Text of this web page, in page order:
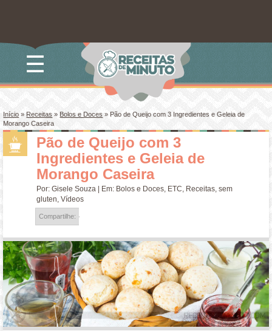
☰
Início»Receitas » Bolos e Doces » Pão de Queijo com 3 Ingredientes e Geleia de
Morango Caseira
Pão de Queijo com 3
Ingredientes e Geleia de
Morango Caseira
Por:Gisele Souza | Em: Bolos e Doces, ETC, Receitas,sem
gluten,Vídeos
Compartilhe: